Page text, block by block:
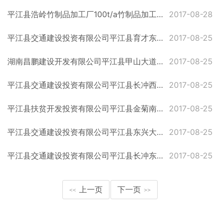
平江县浩岭竹制品加工厂100t/a竹制品加工建设项目拟批复公示 2017-08-28
平江县交通建设投资有限公司平江县育才东路新建道路工程项目拟批复公示 2017-08-25
湖南昌鹏建设开发有限公司平江县甲山大道西延伸线项目拟批复公示 2017-08-25
平江县交通建设投资有限公司平江县长冲西路新建道路工程项目拟批复公示 2017-08-25
平江县扶贫开发投资有限公司平江县金菊南路等路网建设工程拟批复公示 2017-08-25
平江县交通建设投资有限公司平江县东兴大道延伸线道路新建工程拟批复公示 2017-08-25
平江县交通建设投资有限公司平江县长冲东路新建道路工程项目拟批复公示 2017-08-25
<< 上一页 下一页 >>